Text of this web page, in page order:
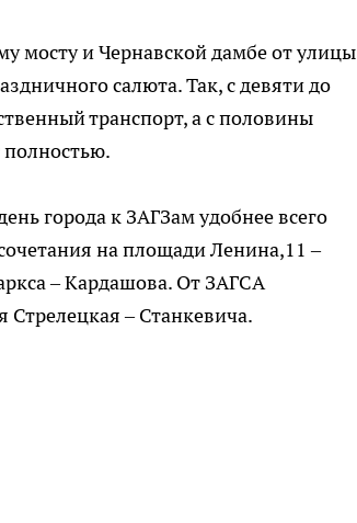
мосту и Чернавской дамбе от улицы
салюта. Так, с девяти до
транспорт, а с половины
города к ЗАГЗам удобнее всего
на площади Ленина,11 –
– Кардашова. От ЗАГСА
– Станкевича.